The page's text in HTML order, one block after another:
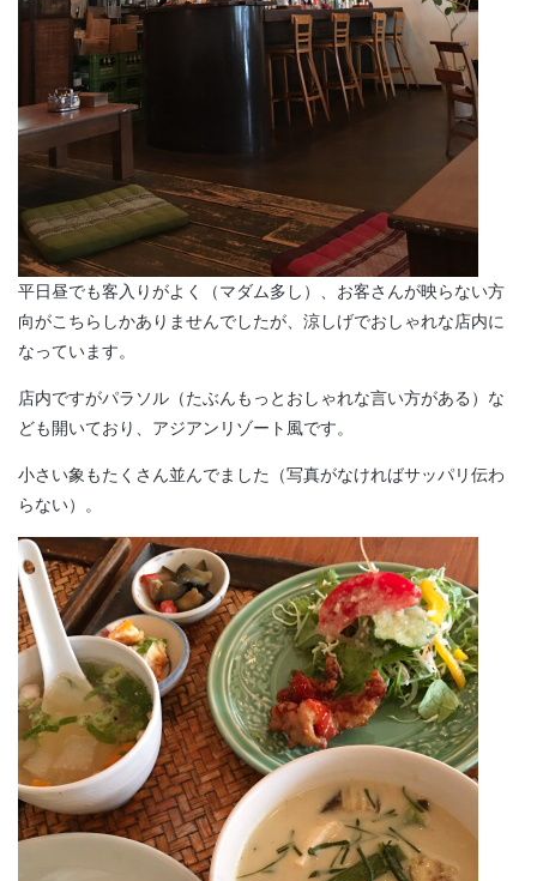
平日昼でも客入りがよく（マダム多し）、お客さんが映らない方
向がこちらしかありませんでしたが、涼しげでおしゃれな店内に
なっています。
店内ですがパラソル（たぶんもっとおしゃれな言い方がある）な
ども開いており、アジアンリゾート風です。
小さい象もたくさん並んでました（写真がなければサッパリ伝わ
らない）。